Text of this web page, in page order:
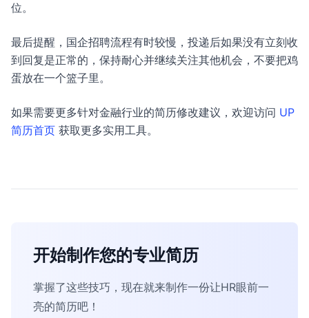
位。
最后提醒，国企招聘流程有时较慢，投递后如果没有立刻收
到回复是正常的，保持耐心并继续关注其他机会，不要把鸡
蛋放在一个篮子里。
如果需要更多针对金融行业的简历修改建议，欢迎访问 UP
简历首页 获取更多实用工具。
开始制作您的专业简历
掌握了这些技巧，现在就来制作一份让HR眼前一
亮的简历吧！